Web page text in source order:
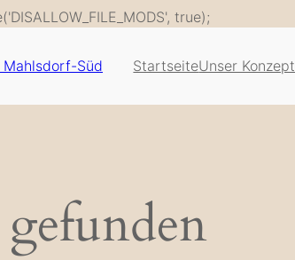
true);
springen
Mahlsdorf-Süd StartseiteUnser Konzept